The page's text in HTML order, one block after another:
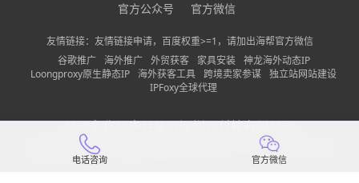
官方公众号 官方微信
友情链接：友情链接申请，百度权重>=1，请加出海帮官方微信
谷歌推广
海外推广 外贸获客 家具安装
神龙海外动态IP
Loongproxy原生静态IP 海外获客工具 跨境卖家参谋 独立站网站建设
IPFoxy全球代理
公司名称：中巨量（深圳）科技有限公司
备案信息：粤ICP备2022150197号-13 隐私政策
电话咨询 官方微信